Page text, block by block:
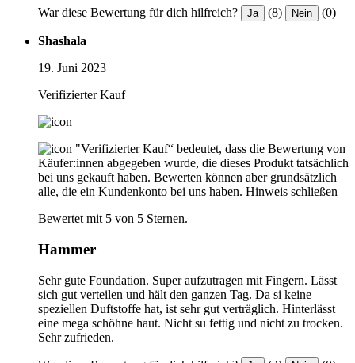
War diese Bewertung für dich hilfreich? Ja (8) Nein (0)
Shashala
19. Juni 2023
Verifizierter Kauf
"Verifizierter Kauf“ bedeutet, dass die Bewertung von
Käufer:innen abgegeben wurde, die dieses Produkt tatsächlich
bei uns gekauft haben. Bewerten können aber grundsätzlich
alle, die ein Kundenkonto bei uns haben. Hinweis schließen
Bewertet mit 5 von 5 Sternen.
Hammer
Sehr gute Foundation. Super aufzutragen mit Fingern. Lässt
sich gut verteilen und hält den ganzen Tag. Da si keine
speziellen Duftstoffe hat, ist sehr gut verträglich. Hinterlässt
eine mega schöhne haut. Nicht su fettig und nicht zu trocken.
Sehr zufrieden.